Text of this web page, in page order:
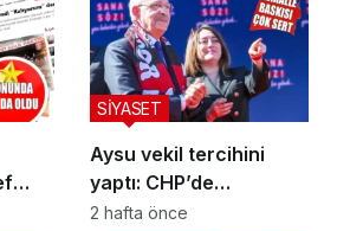
Aysu vekil tercihini
yaptı: CHP’de
kalıyorum
SİYASET
2 hafta önce